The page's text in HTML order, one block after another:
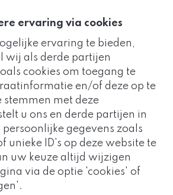
ervaring via cookies
ervaring te bieden,
wij als derde partijen
cookies om toegang te
en/of deze op te
stemmen met deze
u ons en derde partijen in
gegevens zoals
unieke ID's op deze website te
uw keuze altijd wijzigen
via de optie 'cookies' of
Edegem
- 17:00
- 17:00
- 17:00
- 17:00
nieuws!
maakt nu deel uit
Altro Vastgoedgroep.
we uw vertrouwde